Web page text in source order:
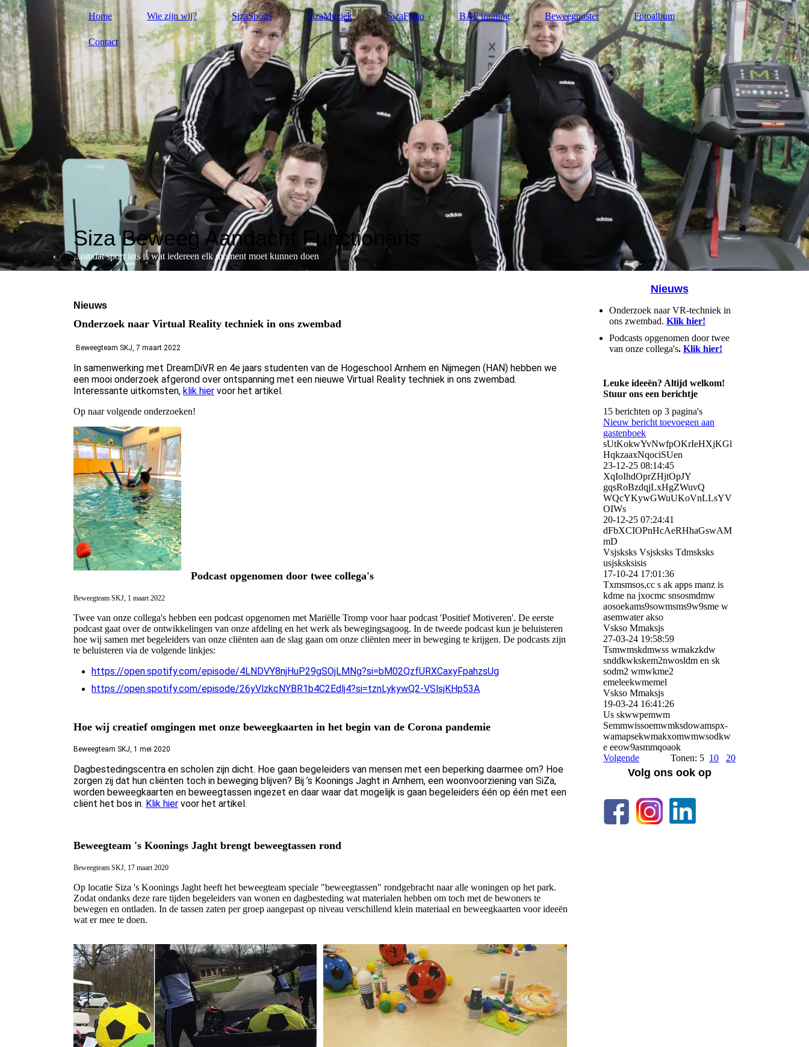
Home Wie zijn wij? SizaSports SizaMuziek SizaFysio BAF training Beweegposter Fotoalbum
Contact
Siza Beweeg Aandacht Functionaris
...omdat sport iets is wat iedereen elk moment moet kunnen doen
Nieuws
Onderzoek naar Virtual Reality techniek in ons zwembad
Beweegteam SKJ, 7 maart 2022
In samenwerking met DreamDiVR en 4e jaars studenten van de Hogeschool Arnhem en Nijmegen (HAN) hebben we
een mooi onderzoek afgerond over ontspanning met een nieuwe Virtual Reality techniek in ons zwembad.
Interessante uitkomsten, klik hier voor het artikel.
Op naar volgende onderzoeken!
Podcast opgenomen door twee collega's
Beweegteam SKJ, 1 maart 2022
Twee van onze collega's hebben een podcast opgenomen met Mariëlle Tromp voor haar podcast 'Positief Motiveren'. De eerste
podcast gaat over de ontwikkelingen van onze afdeling en het werk als bewegingsagoog. In de tweede podcast kun je beluisteren
hoe wij samen met begeleiders van onze cliënten aan de slag gaan om onze cliënten meer in beweging te krijgen. De podcasts zijn
te beluisteren via de volgende linkjes:
https://open.spotify.com/episode/4LNDVY8njHuP29gSOjLMNg?si=bM02QzfURXCaxyFpahzsUg
https://open.spotify.com/episode/26yVlzkcNYBR1b4C2Edlj4?si=tznLykywQ2-VSlsjKHp53A
Hoe wij creatief omgingen met onze beweegkaarten in het begin van de Corona pandemie
Beweegteam SKJ, 1 mei 2020
Dagbestedingscentra en scholen zijn dicht. Hoe gaan begeleiders van mensen met een beperking daarmee om? Hoe
zorgen zij dat hun cliënten toch in beweging blijven? Bij ’s Koonings Jaght in Arnhem, een woonvoorziening van SiZa,
worden beweegkaarten en beweegtassen ingezet en daar waar dat mogelijk is gaan begeleiders één op één met een
cliënt het bos in. Klik hier voor het artikel.
Beweegteam 's Koonings Jaght brengt beweegtassen rond
Beweegteam SKJ, 17 maart 2020
Op locatie Siza 's Koonings Jaght heeft het beweegteam speciale "beweegtassen" rondgebracht naar alle woningen op het park.
Zodat ondanks deze rare tijden begeleiders van wonen en dagbesteding wat materialen hebben om toch met de bewoners te
bewegen en ontladen. In de tassen zaten per groep aangepast op niveau verschillend klein materiaal en beweegkaarten voor ideeën
wat er mee te doen.
Nieuws
Onderzoek naar VR-techniek in
ons zwembad. Klik hier!
Podcasts opgenomen door twee
van onze collega's. Klik hier!
Leuke ideeën? Altijd welkom!
Stuur ons een berichtje
15 berichten op 3 pagina's
Nieuw bericht toevoegen aan
gastenboek
sUtKokwYvNwfpOKrIeHXjKGl
HqkzaaxNqociSUen
23-12-25 08:14:45
XqIoIhdOprZHjtOpJY
gqsRoBzdqjLxHgZWuvQ
WQcYKywGWuUKoVnLLsYV
OIWs
20-12-25 07:24:41
dFbXCIOPnHcAeRHhaGswAM
m­D
Vsjsksks Vsjsksks Tdmsksks
usjsksksisis
17-10-24 17:01:36
Txmsmsos,cc s ak apps manz is
kdme na jxocmc snsosmdmw
aosoekams9sowmsms9w9sme w
asemwater akso
Vskso Mmaksjs
27-03-24 19:58:59
Tsmwmskdmwss wmakzkdw
snddkwkskem2nwosldm en sk
sodm2 wmwkme2
emeleekwmemel
Vskso Mmaksjs
19-03-24 16:41:26
Us skwwpemwm
Semmwissoemwmksdowamspx­
wamapsekwmakxomwmwsodkw
e eeow9asmmqoaok
Volgende
Tonen: 5 10 20
Volg ons ook op